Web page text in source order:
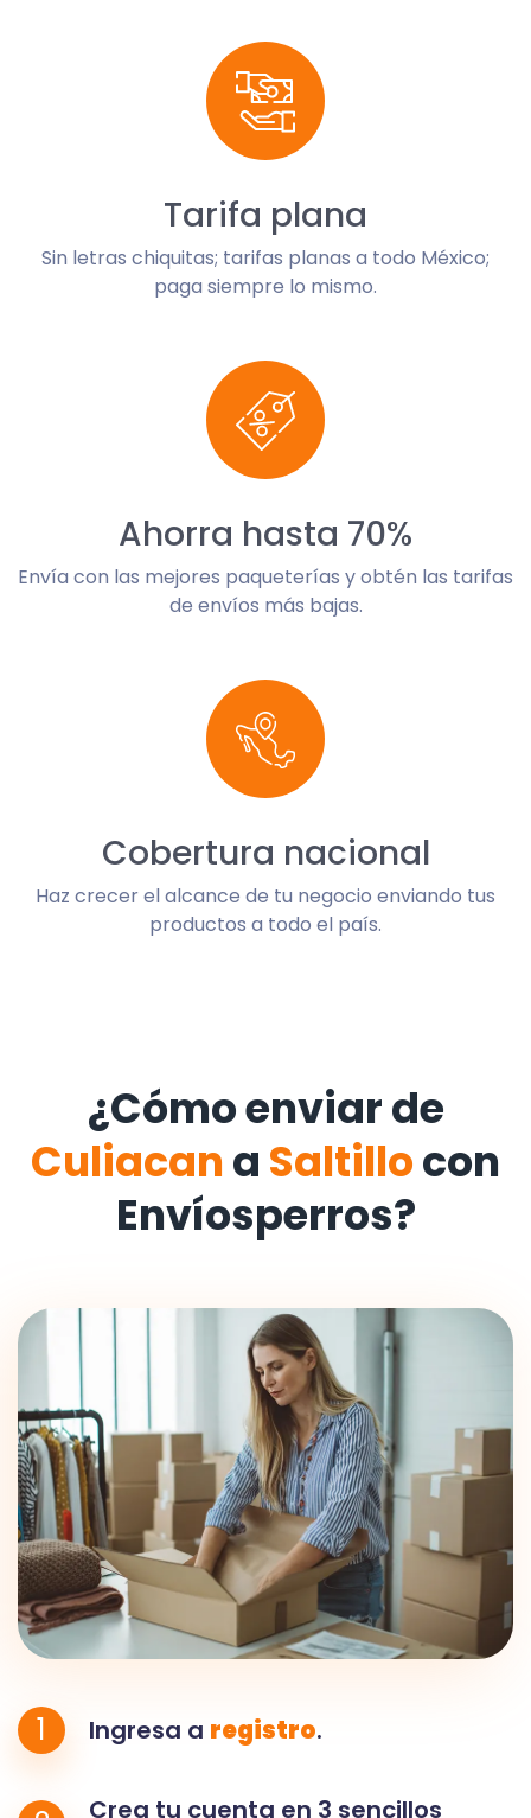
Tarifa plana
Sin letras chiquitas; tarifas planas a todo México;
paga siempre lo mismo.
Ahorra hasta 70%
Envía con las mejores paqueterías y obtén las tarifas
de envíos más bajas.
Cobertura nacional
Haz crecer el alcance de tu negocio enviando tus
productos a todo el país.
¿Cómo enviar de
Culiacan a Saltillocon
Envíosperros?
1 Ingresa a registro.
Crea tu cuenta en 3 sencillos